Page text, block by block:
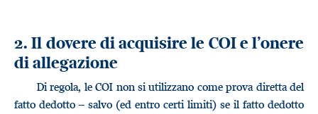
2. Il dovere di acquisire le COI e l’onere
di allegazione
Di regola, le COI non si utilizzano come prova diretta del
fatto dedotto – salvo (ed entro certi limiti) se il fatto dedotto